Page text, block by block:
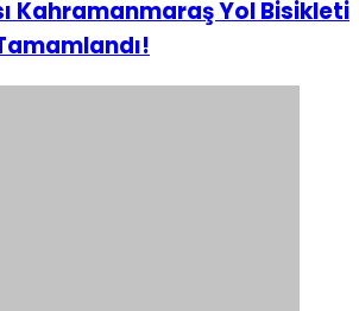
Kahramanmaraş Yol Bisikleti